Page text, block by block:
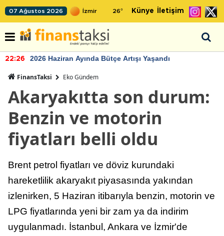
07 Ağustos 2026 26° Künye İletişim
22:26 2026 Haziran Ayında Bütçe Artışı Yaşandı
FinansTaksi Eko Gündem
Akaryakıtta son durum:
Benzin ve motorin
fiyatları belli oldu
Brent petrol fiyatları ve döviz kurundaki
hareketlilik akaryakıt piyasasında yakından
izlenirken, 5 Haziran itibarıyla benzin, motorin ve
LPG fiyatlarında yeni bir zam ya da indirim
uygulanmadı. İstanbul, Ankara ve İzmir'de